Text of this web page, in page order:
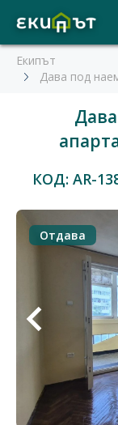
Екипът
Дава под
КОД: AR-
Отдава